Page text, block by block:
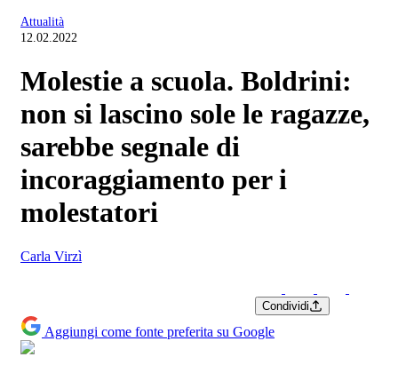
Attualità
12.02.2022
Molestie a scuola. Boldrini:
non si lascino sole le ragazze,
sarebbe segnale di
incoraggiamento per i
molestatori
Carla Virzì
Condividi
Aggiungi come fonte preferita su Google